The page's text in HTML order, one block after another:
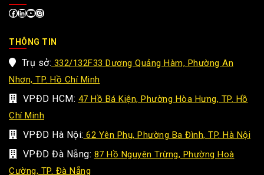
nghệ, đại diện bệnh viện và các đối tác trong ngành y tế.
Đây là một trong những sự kiện quan trọng, mở…
XEM THÊM